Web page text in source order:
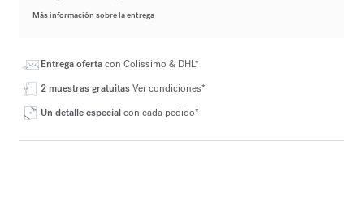
Más información sobre la entrega
Entrega ofertacon Colissimo & DHL*
2 muestras gratuitasVer condiciones*
Un detalle especialcon cada pedido*